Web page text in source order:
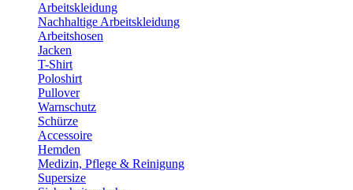
Arbeitskleidung
Nachhaltige Arbeitskleidung
Arbeitshosen
Jacken
T-Shirt
Poloshirt
Pullover
Warnschutz
Schürze
Accessoire
Hemden
Medizin, Pflege & Reinigung
Supersize